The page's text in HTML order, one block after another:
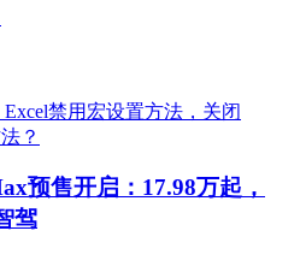
预售开启：17.98万起，
驾